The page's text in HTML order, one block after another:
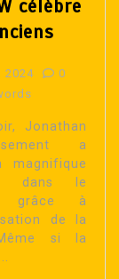
célèbre
2024
0
Jonathan
a
dans le
grâce à
de la
si la